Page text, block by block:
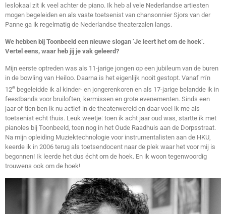
leslokaal zit ik veel achter de piano. Ik heb al vele Nederlandse artiesten
mogen begeleiden en als vaste toetsenist van chansonnier Sjors van der
Panne ga ik regelmatig de Nederlandse theaterzalen langs.
We hebben bij Toonbeeld een nieuwe slogan ‘Je leert het om de hoek’.
Vertel eens, waar heb jij je vak geleerd?
Mijn eerste optreden was als 11-jarige jongen op een jubileum van de buren
in de bowling van Heiloo. Daarna is het eigenlijk nooit gestopt. Vanaf m’n
12e begeleidde ik al kinder- en jongerenkoren en als 17-jarige belandde ik in
feestbands voor bruiloften, kermissen en grote evenementen. Sinds een
jaar of tien ben ik nu actief in de theaterwereld en daar voel ik me als
toetsenist echt thuis. Leuk weetje: toen ik acht jaar oud was, startte ik met
pianoles bij Toonbeeld, toen nog in het Oude Raadhuis aan de Dorpsstraat.
Na mijn opleiding Muziektechnologie voor instrumentalisten aan de HKU,
keerde ik in 2006 terug als toetsendocent naar de plek waar het voor mij is
begonnen! Ik leerde het dus écht om de hoek. En ik woon tegenwoordig
trouwens ook om de hoek!